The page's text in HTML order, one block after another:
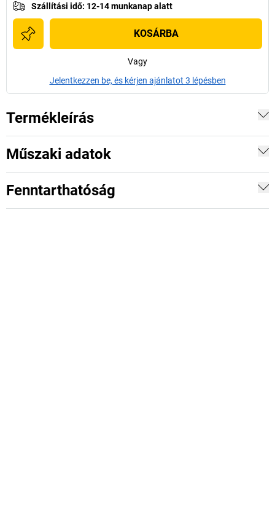
Szállítási idő: 12-14 munkanap alatt
KOSÁRBA
Vagy
Jelentkezzen be, és kérjen ajánlatot 3 lépésben
Termékleírás
Műszaki adatok
Fenntarthatóság